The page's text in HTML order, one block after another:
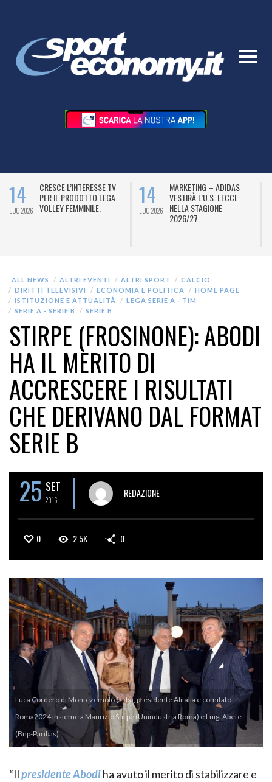
14
LUG 2026
CRESCE L’INTERESSE TV
PER IL PRODOTTO LEGA
VOLLEY FEMMINILE.
14
LUG 2026
MARKETING – ADIDAS
VESTIRÀ L’U.S. LECCE
NELLA STAGIONE
2026/27.
ALL NEWS ALTRI EVENTI ALTRI SPORT
CALCIO
DIRITTI TELEVISIVI
ECONOMIA E POLITICA
HOME PAGE
ISTITUZIONE E ATTUALITÀ
LEGA SERIE A - TIM
SERIE A - SERIE B
SERIE B
STIRPE (FROSINONE): ABODI
HA IL MERITO DI
ACCRESCERE I RISULTATI
CHE DERIVANO DAL FORMAT
SERIE B
25 SET
2016
REDAZIONE
0 2.5K 0
Luca Cordero di Montezemolo (a dx), presidente Alitalia e comitato
Roma2024 insieme a Maurizio Stirpe (Unindustria Roma) e Luigi Abete
(Bnp-Paribas)
“Ilpresidente Abodiha avuto il merito di stabilizzare e